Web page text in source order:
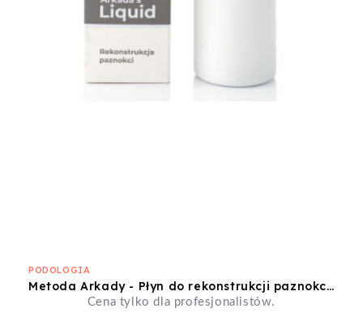
PODOLOGIA
Metoda Arkady - Płyn do rekonstrukcji paznokci Liquid bezwonny
Cena tylko dla profesjonalistów.